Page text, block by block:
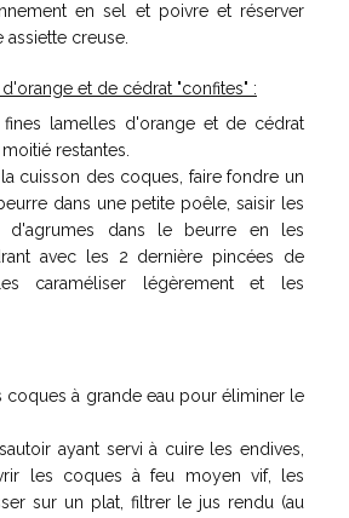
en sel et poivre et réserver
assiette creuse.
d'orange et de cédrat "confites" :
fines lamelles d'orange et de cédrat
restantes.
la cuisson des coques, faire fondre un
dans une petite poêle, saisir les
d'agrumes dans le beurre en les
avec les 2 dernière pincées de
caraméliser légèrement et les
coques à grande eau pour éliminer le
ayant servi à cuire les endives,
les coques à feu moyen vif, les
sur un plat, filtrer le jus rendu (au